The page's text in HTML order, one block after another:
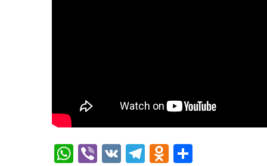
WhatsApp
Viber
VK Telegram